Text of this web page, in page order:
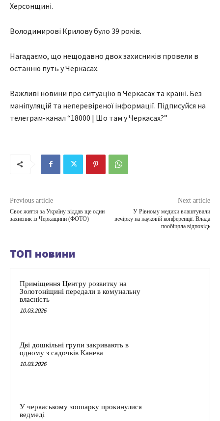
Херсонщині.
Володимирові Крилову було 39 років.
Нагадаємо, що нещодавно двох захисників провели в
останню путь у Черкасах.
Важливі новини про ситуацію в Черкасах та країні. Без
маніпуляцій та неперевіреної інформації. Підписуйся на
телеграм-канал “18000 | Шо там у Черкасах?”
Previous article
Своє життя за Україну віддав ще один
захисник із Черкащини (ФОТО)
Next article
У Рівному медики влаштували
вечірку на науковій конференції. Влада
пообіцяла відповідь
ТОП новини
Приміщення Центру розвитку на
Золотоніщині передали в комунальну
власність
10.03.2026
Дві дошкільні групи закривають в
одному з садочків Канева
10.03.2026
У черкаському зоопарку прокинулися
ведмеді